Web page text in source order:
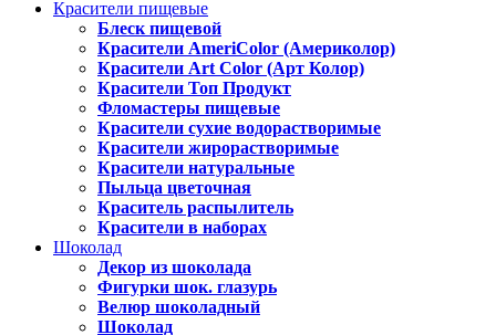
Красители пищевые
Блеск пищевой
Красители AmeriColor (Америколор)
Красители Art Color (Арт Колор)
Красители Топ Продукт
Фломастеры пищевые
Красители сухие водорастворимые
Красители жирорастворимые
Красители натуральные
Пыльца цветочная
Краситель распылитель
Красители в наборах
Шоколад
Декор из шоколада
Фигурки шок. глазурь
Велюр шоколадный
Шоколад